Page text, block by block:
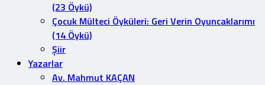
(23 Öykü)
Çocuk Mülteci Öyküleri: Geri Verin Oyuncaklarımı
(14 Öykü)
Şiir
Yazarlar
Av. Mahmut KAÇAN